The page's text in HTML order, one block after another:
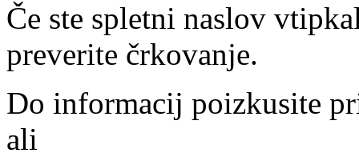
Če ste spletni naslov
preverite črkovanje.
Do informacij poizkusite
ali